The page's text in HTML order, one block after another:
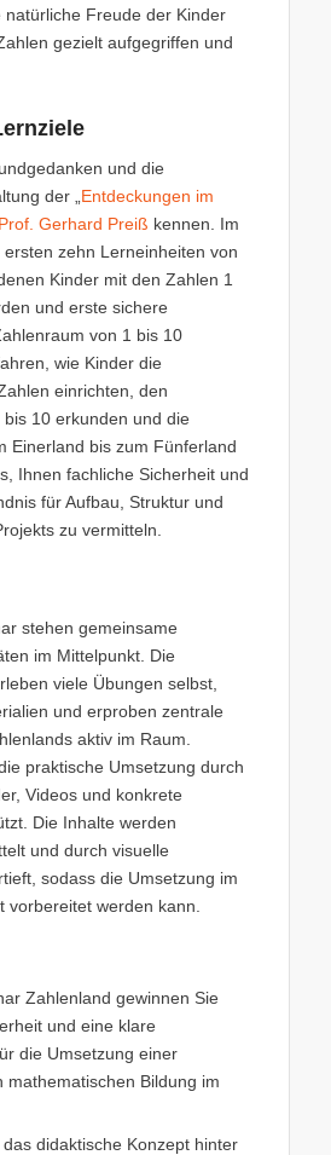
natürliche Freude der Kinder
gezielt aufgegriffen und
und die
der „ Entdeckungen im
Prof. Gerhard Preiß kennen. Im
zehn Lerneinheiten von
Kinder mit den Zahlen 1
und erste sichere
von 1 bis 10
wie Kinder die
einrichten, den
10 erkunden und die
Einerland bis zum Fünferland
Ihnen fachliche Sicherheit und
für Aufbau, Struktur und
zu vermitteln.
stehen gemeinsame
im Mittelpunkt. Die
viele Übungen selbst,
und erproben zentrale
aktiv im Raum.
praktische Umsetzung durch
Videos und konkrete
Die Inhalte werden
und durch visuelle
sodass die Umsetzung im
vorbereitet werden kann.
Zahlenland gewinnen Sie
und eine klare
die Umsetzung einer
mathematischen Bildung im
didaktische Konzept hinter